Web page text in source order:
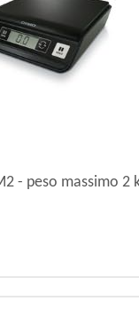
- peso massimo 2